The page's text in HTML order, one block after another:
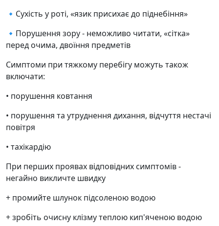
🔹Сухість у роті, «язик присихає до піднебіння»
🔹Порушення зору - неможливо читати, «сітка»
перед очима, двоїння предметів
Симптоми при тяжкому перебігу можуть також
включати:
• порушення ковтання
• порушення та утруднення дихання, відчуття нестачі
повітря
• тахікардію
При перших проявах відповідних симптомів -
негайно викличте швидку
+ промийте шлунок підсоленою водою
+ зробіть очисну клізму теплою кип'яченою водою